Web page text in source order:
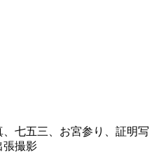
七五三、お宮参り、証明写
張撮影